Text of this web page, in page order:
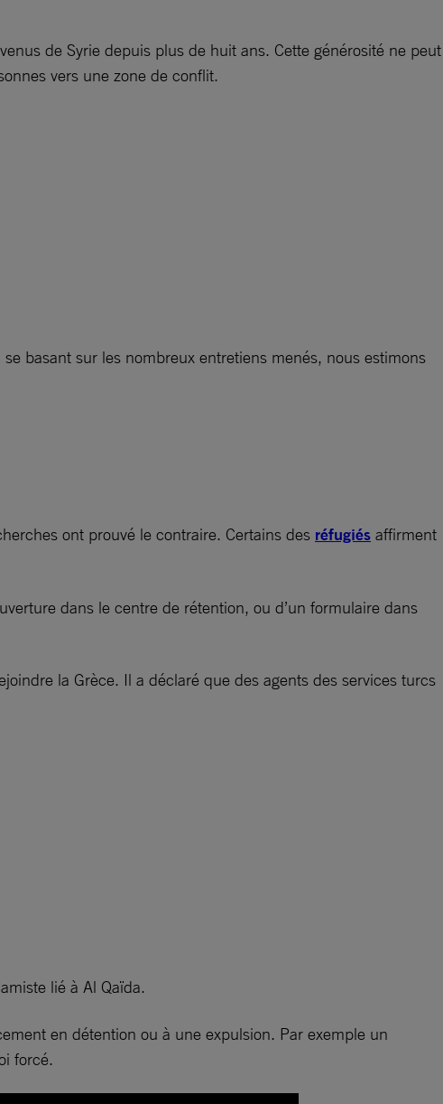
de Syrie depuis plus de huit ans. Cette générosité ne peut
vers une zone de conflit.
basant sur les nombreux entretiens menés, nous estimons
ont prouvé le contraire. Certains des réfugiés affirment
dans le centre de rétention, ou d’un formulaire dans
la Grèce. Il a déclaré que des agents des services turcs
lié à Al Qaïda.
en détention ou à une expulsion. Par exemple un
forcé.